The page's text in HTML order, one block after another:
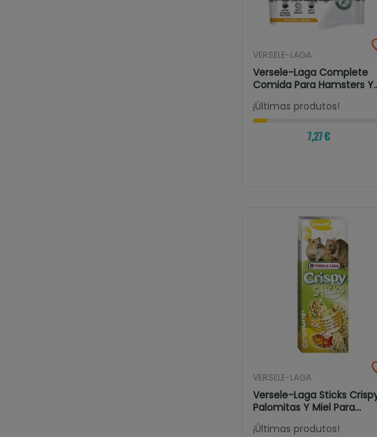
VERSELE-LAGA
Versele-Laga Complete
Comida Para Hamsters Y
Jerbos
¡Últimas produtos!
7,27 €
VERSELE-LAGA
Versele-Laga Sticks
Palomitas Y Miel Para...
¡Últimas produtos!